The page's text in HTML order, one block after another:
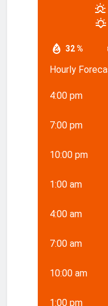
32 %
Hourly
4:00 pm
7:00 pm
10:00 pm
1:00 am
4:00 am
7:00 am
10:00 am
1:00 pm